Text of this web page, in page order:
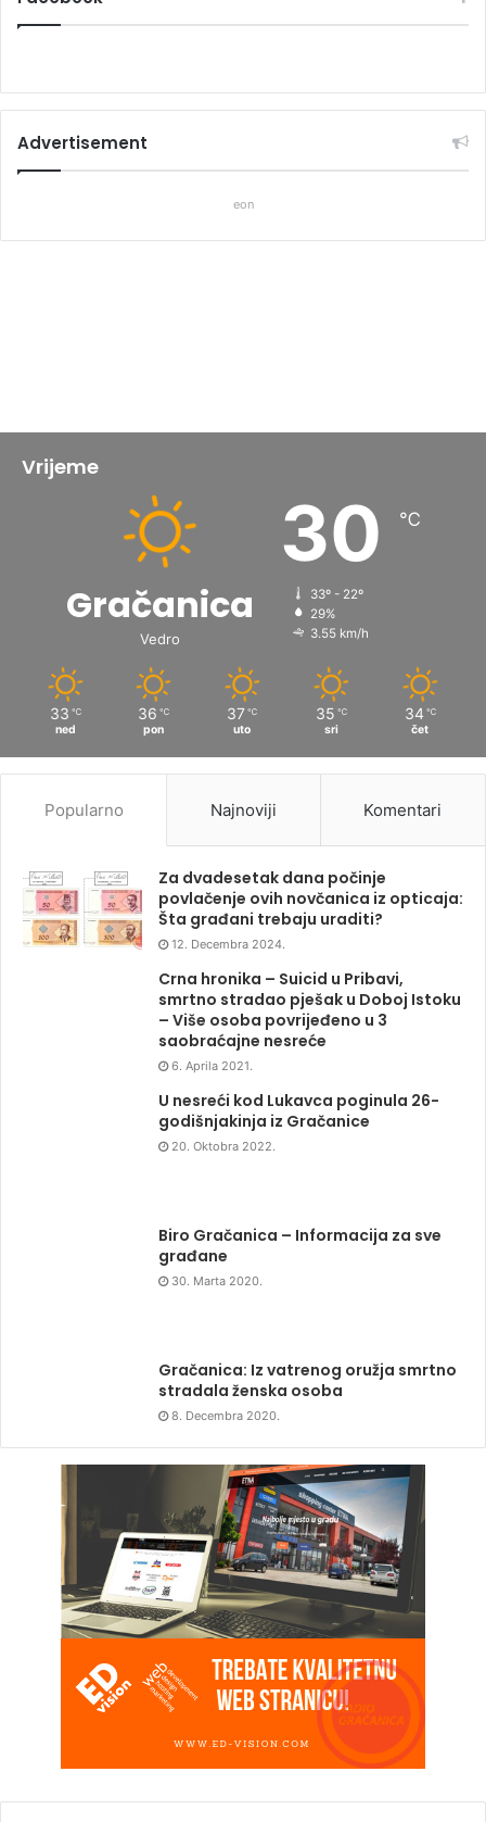
Advertisement
eon
Vrijeme
Gračanica
Vedro
30 ℃
33º - 22º
29%
3.55 km/h
33 ℃
ned
36 ℃
pon
37 ℃
uto
35 ℃
sri
34 ℃
čet
Popularno Najnoviji Komentari
Za dvadesetak dana počinje
povlačenje ovih novčanica iz opticaja:
Šta građani trebaju uraditi?
12. Decembra 2024.
Crna hronika – Suicid u Pribavi,
smrtno stradao pješak u Doboj Istoku
– Više osoba povrijeđeno u 3
saobraćajne nesreće
6. Aprila 2021.
U nesreći kod Lukavca poginula 26-
godišnjakinja iz Gračanice
20. Oktobra 2022.
Biro Gračanica – Informacija za sve
građane
30. Marta 2020.
Gračanica: Iz vatrenog oružja smrtno
stradala ženska osoba
8. Decembra 2020.